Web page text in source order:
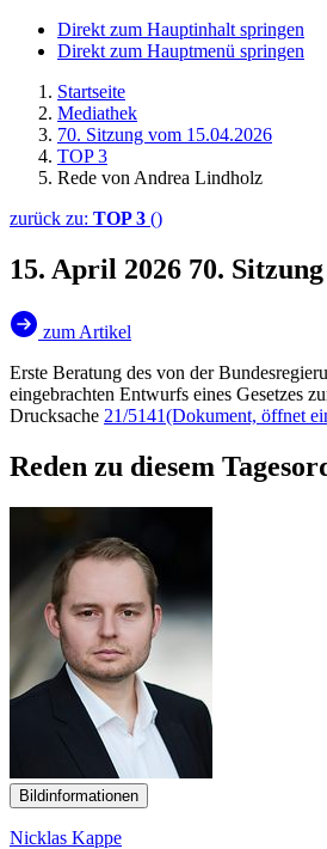
Direkt zum Hauptinhalt springen
Direkt zum Hauptmenü springen
Startseite
Mediathek
70. Sitzung vom 15.04.2026
TOP 3
Rede von Andrea Lindholz
zurück zu: TOP 3 ()
15. April 2026 70.
zum Artikel
Erste Beratung des von der
eingebrachten Entwurfs eines Gesetzes
Drucksache 21/5141(Dokument, öffnet
Reden zu diesem
Bildinformationen
Nicklas Kappe